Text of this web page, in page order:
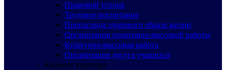
Правовой уголок
Трудовое воспитание
Пропаганда здорового образа жизни
Организация спортивно-массовой работы
Культурно-массовая работа
Организация досуга учащихся
Кабинет куратора